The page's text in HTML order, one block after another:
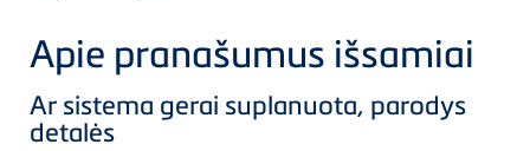
Apie pranašumus išsamiai
Ar sistema gerai suplanuota, parodys
detalės